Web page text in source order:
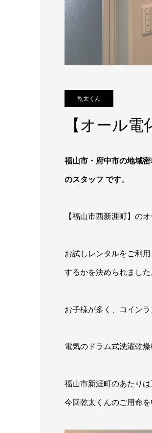
乾太くん
【オール
福山市・府中市の地域
のスタッフ です。
【福山市西新涯町】の
お試しレンタルをご利
するかを決められました
お子様が多く、コイン
電気のドラム式洗濯乾
福山市新涯町のあたり
今回乾太くんのご用命を